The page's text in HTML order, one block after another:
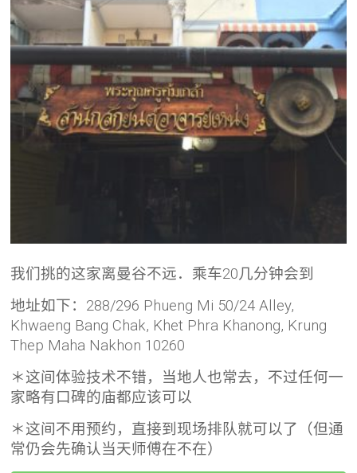
我们挑的这家离曼谷不远．乘车20几分钟会到
地址如下：288/296 Phueng Mi 50/24 Alley,
Khwaeng Bang Chak, Khet Phra Khanong, Krung
Thep Maha Nakhon 10260
＊这间体验技术不错，当地人也常去，不过任何一
家略有口碑的庙都应该可以
＊这间不用预约，直接到现场排队就可以了（但通
常仍会先确认当天师傅在不在）